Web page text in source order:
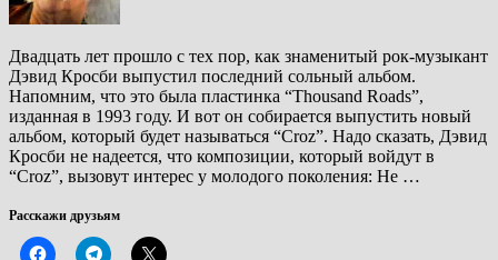
Двадцать лет прошло с тех пор, как знаменитый рок-музыкант
Дэвид Кросби выпустил последний сольный альбом.
Напомним, что это была пластинка “Thousand Roads”,
изданная в 1993 году. И вот он собирается выпустить новый
альбом, который будет называться “Croz”. Надо сказать, Дэвид
Кросби не надеется, что композиции, который войдут в
“Croz”, вызовут интерес у молодого поколения: Не …
Расскажи друзьям